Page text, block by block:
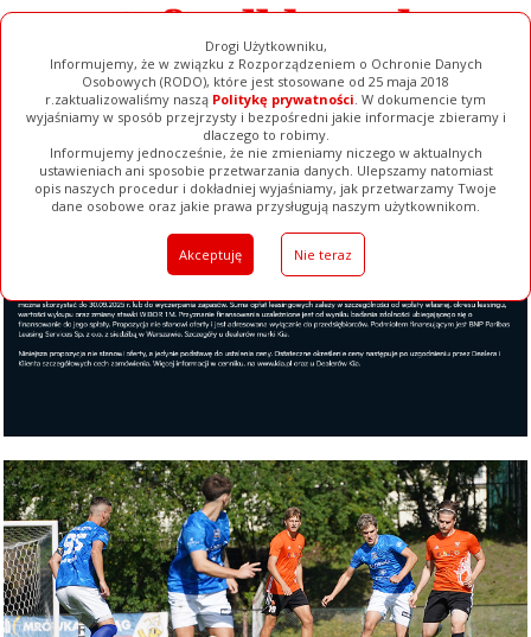
Drogi Użytkowniku,
Informujemy, że w związku z Rozporządzeniem o Ochronie Danych
Osobowych (RODO), które jest stosowane od 25 maja 2018
r.zaktualizowaliśmy naszą Politykę prywatności. W dokumencie tym
wyjaśniamy w sposób przejrzysty i bezpośredni jakie informacje zbieramy i
dlaczego to robimy.
Informujemy jednocześnie, że nie zmieniamy niczego w aktualnych
ustawieniach ani sposobie przetwarzania danych. Ulepszamy natomiast
opis naszych procedur i dokładniej wyjaśniamy, jak przetwarzamy Twoje
dane osobowe oraz jakie prawa przysługują naszym użytkownikom.
Akceptuję Nie teraz
Ogłoszenia Filmy Galerie Baza Firm Pełna Wersja